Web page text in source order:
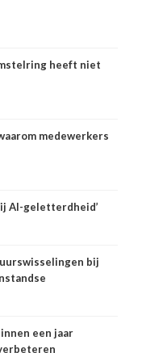
heeft niet
medewerkers
AI-geletterdheid’
bij
een jaar